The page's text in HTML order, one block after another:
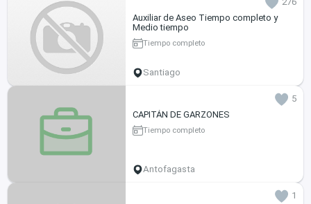
Auxiliar de Aseo Tiempo completo y
Medio tiempo
Tiempo completo
Santiago
5
CAPITÁN DE GARZONES
Tiempo completo
Antofagasta
1